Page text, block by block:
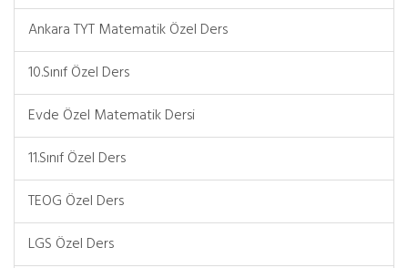
Ankara TYT Matematik Özel Ders
10.Sınıf Özel Ders
Evde Özel Matematik Dersi
11.Sınıf Özel Ders
TEOG Özel Ders
LGS Özel Ders